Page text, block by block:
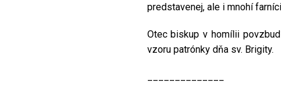
predstavenej, ale i mnohí
Otec biskup v homílii
vzoru patrónky dňa sv. Brigity.